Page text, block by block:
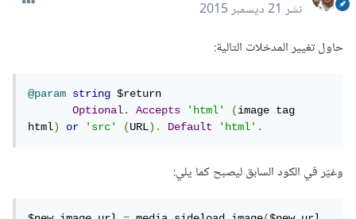
نشر21 ديسمبر 2015
حاول تغيير المدخلات التالية:
@param string $return
Optional. Accepts 'html' (image tag
html) or 'src' (URL). Default 'html'.
وغيّر في الكود السابق ليصبح كما يلي: